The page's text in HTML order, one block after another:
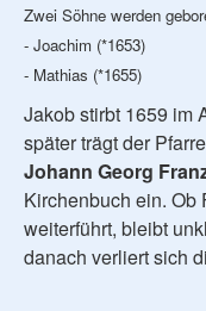
Zwei Söhne werden
- Joachim (*1653)
- Mathias (*1655)
Jakob stirbt 1659 im
später trägt der
Johann Georg
Kirchenbuch ein. Ob
weiterführt, bleibt
danach verliert sich